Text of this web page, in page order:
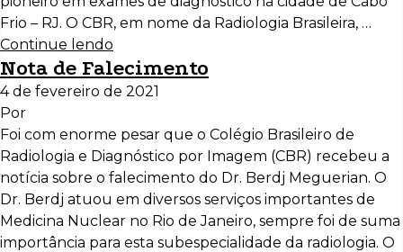
Frio – RJ. O CBR, em nome da Radiologia Brasileira, …
Continue lendo
Nota de Falecimento
4 de fevereiro de 2021
Por
Foi com enorme pesar que o Colégio Brasileiro de
Radiologia e Diagnóstico por Imagem (CBR) recebeu a
notícia sobre o falecimento do Dr. Berdj Meguerian. O
Dr. Berdj atuou em diversos serviços importantes de
Medicina Nuclear no Rio de Janeiro, sempre foi de suma
importância para esta subespecialidade da radiologia. O